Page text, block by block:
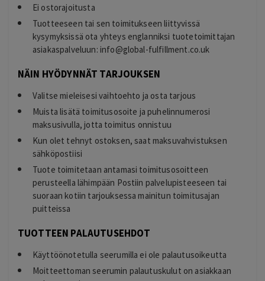
Ei ostorajoitusta
Tuotteeseen tai sen toimitukseen liittyvissä
kysymyksissä ota yhteys englanniksi tuotetoimittajan
asiakaspalveluun: info@global-fulfillment.co.uk
NÄIN HYÖDYNNÄT TARJOUKSEN
Valitse mieleisesi vaihtoehto ja osta tarjous
Muista lisätä toimitusosoite ja puhelinnumerosi
maksusivulla, jotta toimitus onnistuu
Kun olet tehnyt ostoksen, saat maksuvahvistuksen
sähköpostiisi
Tuote toimitetaan antamasi toimitusosoitteen
perusteella lähimpään Postiin palvelupisteeseen tai
suoraan kotiin tarjouksessa mainitun toimitusajan
puitteissa
TUOTTEEN PALAUTUSEHDOT
Käyttöönotetulla seerumilla ei ole palautusoikeutta
Moitteettoman seerumin palautuskulut on asiakkaan